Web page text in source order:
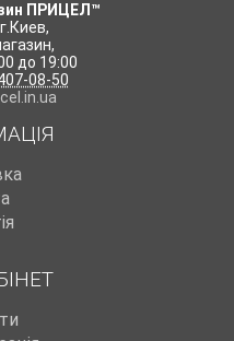
ПРИЦЕЛ™
г.Киев,
,
до 19:00
08-50